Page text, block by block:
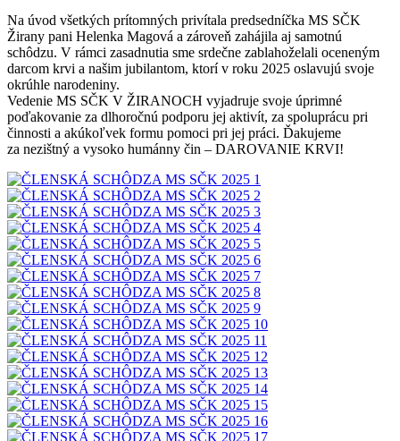
Na úvod všetkých prítomných privítala predsedníčka MS SČK
Žirany pani Helenka Magová a zároveň zahájila aj samotnú
schôdzu. V rámci zasadnutia sme srdečne zablahoželali oceneným
darcom krvi a našim jubilantom, ktorí v roku 2025 oslavujú svoje
okrúhle narodeniny.
Vedenie MS SČK V ŽIRANOCH vyjadruje svoje úprimné
poďakovanie za dlhoročnú podporu jej aktivít, za spoluprácu pri
činnosti a akúkoľvek formu pomoci pri jej práci. Ďakujeme
za nezištný a vysoko humánny čin – DAROVANIE KRVI!